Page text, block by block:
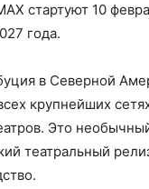
стартуют 10
года.
в Северной
крупнейших
Это
театральный